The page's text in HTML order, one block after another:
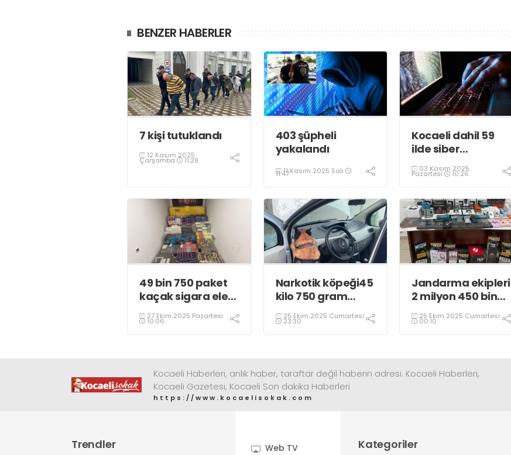
BENZER HABERLER
7 kişi tutuklandı
12 Kasım 2025
Çarşamba 11:29
403 şüpheli
yakalandı
11 Kasım 2025 Salı
11:47
Kocaeli dahil 59
ilde siber
dolandırıcılık
operasyonu
03 Kasım 2025
Pazartesi 10:26
49 bin 750 paket
kaçak sigara ele
geçirildi
27 Ekim 2025 Pazartesi
10:06
Narkotik köpeği45
kilo 750 gram
eroin buldu
25 Ekim 2025 Cumartesi
23:30
Jandarma ekipleri
2 milyon 450 bin
TL’lik kaçak ürün
ele geçirdi
25 Ekim 2025 Cumartesi
00:10
Kocaeli Haberleri, anlık haber, taraftar değil haberin adresi. Kocaeli Haberleri,
Kocaeli Gazetesi, Kocaeli Son dakika Haberleri
https://www.kocaelisokak.com
Trendler Web TV Kategoriler